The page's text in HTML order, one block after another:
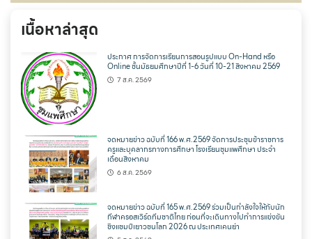
เนื้อหาล่าสุด
ประกาศ การจัดการเรียนการสอนรูปแบบ On-Hand หรือ
Online ชั้นมัธยมศึกษาปีที่ 1-6 วันที่ 10-21 สิงหาคม 2569
7 ส.ค. 2569
จดหมายข่าว ฉบับที่ 166 พ.ศ.2569 จัดการประชุมข้าราชการ
ครูและบุคลากรทางการศึกษา โรงเรียนชุมแพศึกษา ประจำ
เดือนสิงหาคม
6 ส.ค. 2569
จดหมายข่าว ฉบับที่ 165 พ.ศ.2569 ร่วมเป็นกำลังใจให้กับนัก
กีฬาครอสเวิร์ดทีมชาติไทย ก่อนที่จะเดินทางไปทำการแข่งขัน
ชิงแชมป์เยาวชนโลก 2026 ณ ประเทศเคนย่า